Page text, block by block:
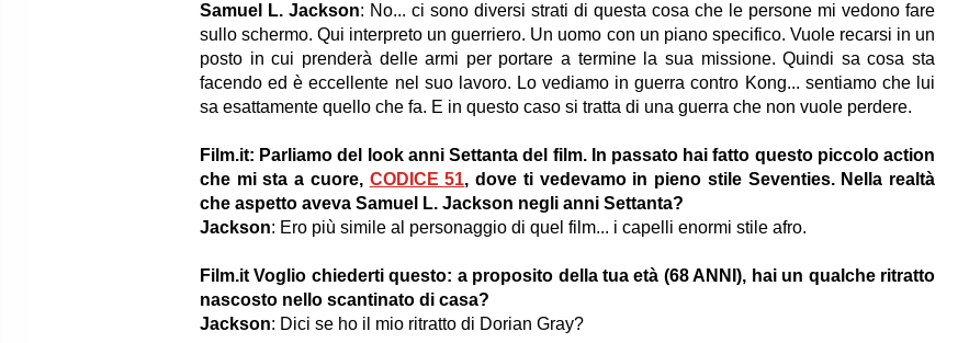
Samuel L. Jackson: No... ci sono diversi strati di questa cosa che le persone mi vedono fare
sullo schermo. Qui interpreto un guerriero. Un uomo con un piano specifico. Vuole recarsi in un
posto in cui prenderà delle armi per portare a termine la sua missione. Quindi sa cosa sta
facendo ed è eccellente nel suo lavoro. Lo vediamo in guerra contro Kong... sentiamo che lui
sa esattamente quello che fa. E in questo caso si tratta di una guerra che non vuole perdere.
Film.it: Parliamo del look anni Settanta del film. In passato hai fatto questo piccolo action
che mi sta a cuore, CODICE 51, dove ti vedevamo in pieno stile Seventies. Nella realtà
che aspetto aveva Samuel L. Jackson negli anni Settanta?
Jackson: Ero più simile al personaggio di quel film... i capelli enormi stile afro.
Film.it Voglio chiederti questo: a proposito della tua età (68 ANNI), hai un qualche ritratto
nascosto nello scantinato di casa?
Jackson: Dici se ho il mio ritratto di Dorian Gray?